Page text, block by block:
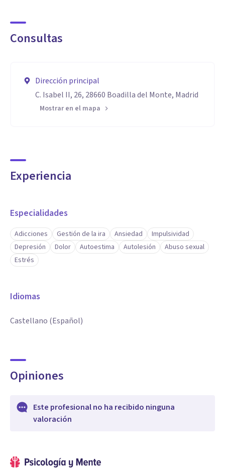
Consultas
Dirección principal
C. Isabel II, 26, 28660 Boadilla del Monte, Madrid
Mostrar en el mapa
Experiencia
Especialidades
Adicciones Gestión de la ira Ansiedad
Impulsividad
Depresión
Dolor Autoestima Autolesión
Abuso sexual
Estrés
Idiomas
Castellano (Español)
Opiniones
Este profesional no ha recibido ninguna
valoración